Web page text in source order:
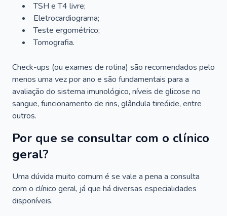
TSH e T4 livre;
Eletrocardiograma;
Teste ergométrico;
Tomografia.
Check-ups (ou exames de rotina) são recomendados pelo
menos uma vez por ano e são fundamentais para a
avaliação do sistema imunológico, níveis de glicose no
sangue, funcionamento de rins, glândula tireóide, entre
outros.
Por que se consultar com o clínico
geral?
Uma dúvida muito comum é se vale a pena a consulta
com o clínico geral, já que há diversas especialidades
disponíveis.